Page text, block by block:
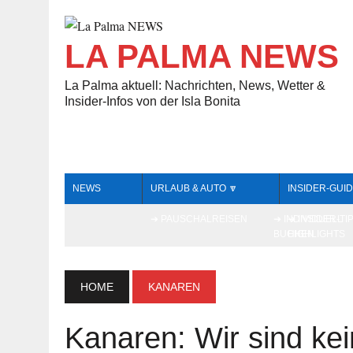
LA PALMA NEWS
La Palma aktuell: Nachrichten, News, Wetter &
Insider-Infos von der Isla Bonita
NEWS URLAUB & AUTO 🔽 INSIDER-
HOME KANAREN
Kanaren: Wir sind